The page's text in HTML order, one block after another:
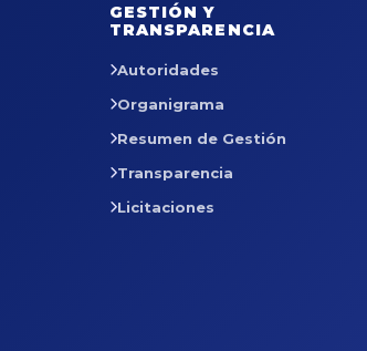
GESTIÓN Y
TRANSPARENCIA
Autoridades
Organigrama
Resumen de Gestión
Transparencia
Licitaciones